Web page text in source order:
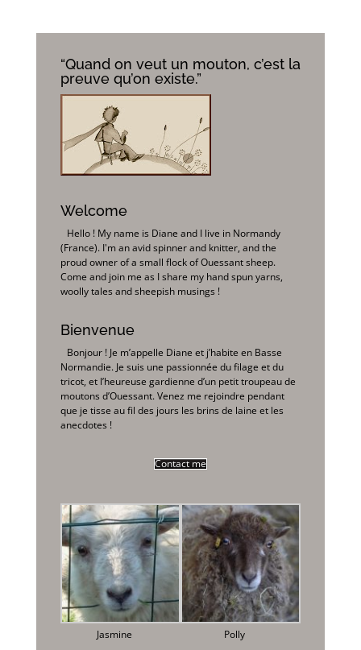
“Quand on veut un mouton, c’est la
preuve qu’on existe.”
Welcome
Hello ! My name is Diane and I live in Normandy
(France). I'm an avid spinner and knitter, and the
proud owner of a small flock of Ouessant sheep.
Come and join me as I share my hand spun yarns,
woolly tales and sheepish musings !
Bienvenue
Bonjour ! Je m’appelle Diane et j’habite en Basse
Normandie. Je suis une passionnée du filage et du
tricot, et l’heureuse gardienne d’un petit troupeau de
moutons d’Ouessant. Venez me rejoindre pendant
que je tisse au fil des jours les brins de laine et les
anecdotes !
Contact me
Jasmine Polly